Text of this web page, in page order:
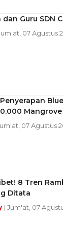
dan Guru SDN
07 Agustus
07 Agustus
8 Tren
Ditata
| Jum'at, 07